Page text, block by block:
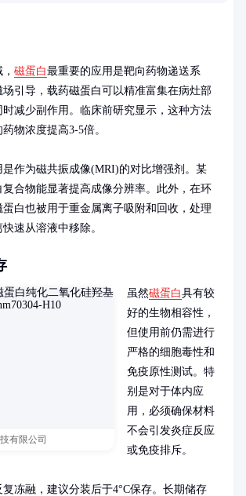
磁蛋白最重要的应用是靶向药物递送系
引导，载药磁蛋白可以精准富集在病灶部
减少副作用。临床前研究显示，这种方法
物浓度提高3-5倍。
是作为磁共振成像(MRI)的对比增强剂。某
合物能显著提高成像分辨率。此外，在环
白也被用于重金属离子吸附和回收，处理
速从溶液中移除。
有限公司
虽然磁蛋白具有较
好的生物相容性，
但使用前仍需进行
严格的细胞毒性和
免疫原性测试。特
别是对于体内应
用，必须确保材料
不会引发炎症反应
或免疫排斥。
冻融，建议分装后于4°C保存。长期储存